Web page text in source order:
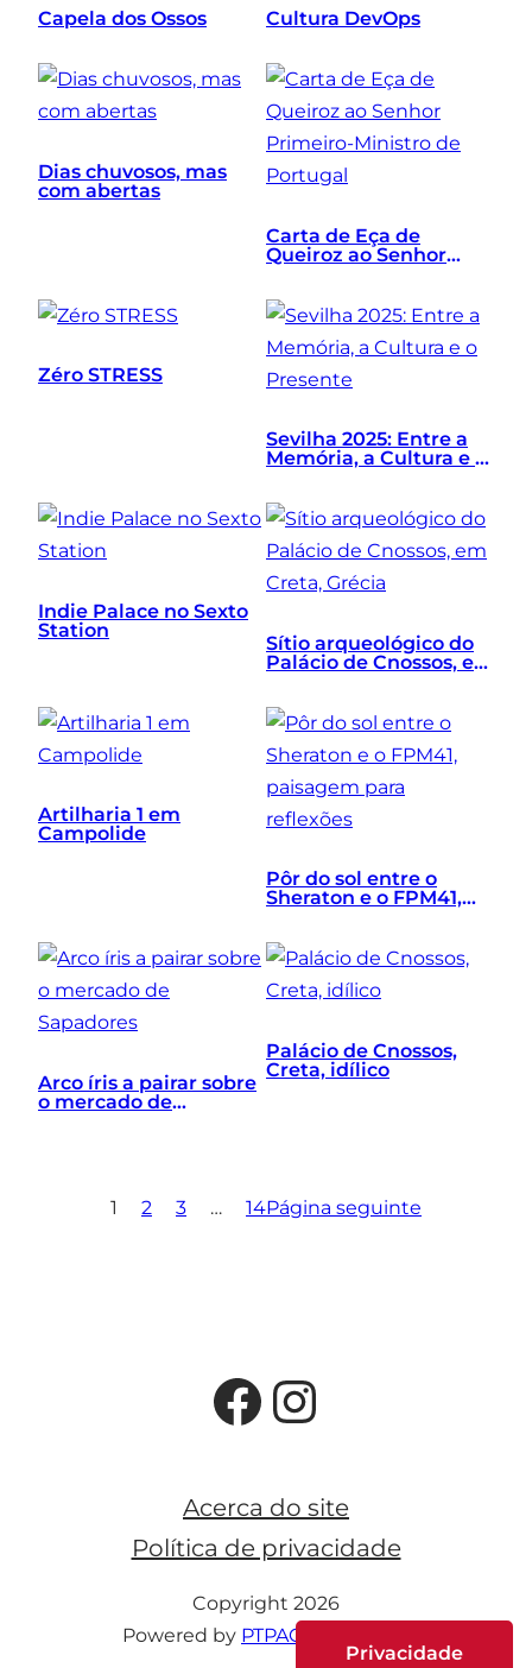
Capela dos Ossos Cultura DevOps
Dias chuvosos, mas
com abertas
Carta de Eça de
Queiroz ao Senhor
Zéro STRESS
Sevilha 2025: Entre a
Memória, a Cultura e o
Indie Palace no Sexto
Station
Sítio arqueológico do
Palácio de Cnossos, em
Artilharia 1 em
Campolide
Pôr do sol entre o
Sheraton e o FPM41,
Arco íris a pairar sobre
o mercado de
Palácio de Cnossos,
Creta, idílico
1 2 3 … 14Página seguinte
Facebook
Acerca do site
Política de privacidade
Copyright 2026
Powered by PTPAC webmedia
Privacidade